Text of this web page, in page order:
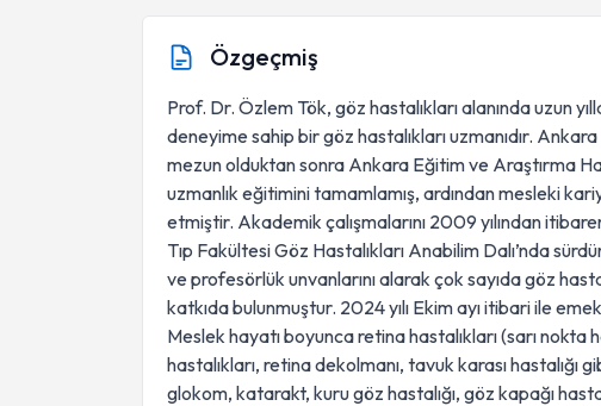
Özgeçmiş
Prof. Dr. Özlem Tök, göz hastalıkları alanında uzun
deneyime sahip bir göz hastalıkları uzmanıdır.
mezun olduktan sonra Ankara Eğitim ve Araştırma
uzmanlık eğitimini tamamlamış, ardından mesleki
etmiştir. Akademik çalışmalarını 2009 yılından
Tıp Fakültesi Göz Hastalıkları Anabilim Dalı’nda
ve profesörlük unvanlarını alarak çok sayıda göz
katkıda bulunmuştur. 2024 yılı Ekim ayı itibari ile
Meslek hayatı boyunca retina hastalıkları (sarı nokta
hastalıkları, retina dekolmanı, tavuk karası hastalığı
glokom, katarakt, kuru göz hastalığı, göz kapağı